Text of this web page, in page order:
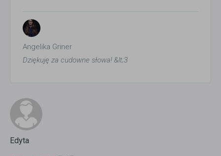
Angelika Griner
Dziękuję za cudowne słowa! &lt;3
Edyta